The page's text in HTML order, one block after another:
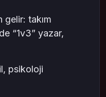
Geliştir
Kal
gelir: takım
“1v3” yazar,
psikoloji